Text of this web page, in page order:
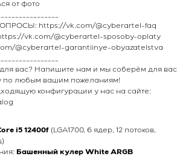
от фото
https://vk.com/@cyberartel-faq
vk.com/@cyberartel-sposoby-oplaty
@cyberartel-garantiinye-obyazatelstva
вас? Напишите нам и мы соберём для вас
по любым вашим пожеланиям!
конфигурации у нас на сайте:
i5 12400f (LGA1700, 6 ядер, 12 потоков,
Башенный кулер White ARGB